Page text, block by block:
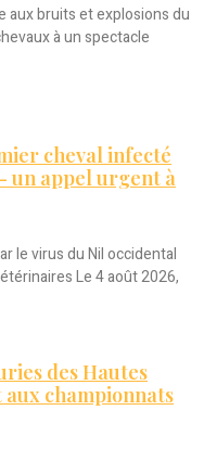
aux bruits et explosions du
à un spectacle
cheval infecté
un appel urgent à
le virus du Nil occidental
Le 4 août 2026,
des Hautes
aux championnats